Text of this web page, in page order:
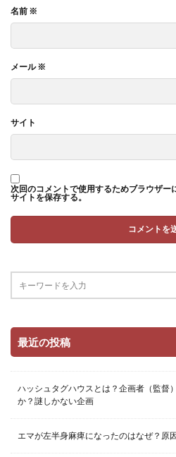
名前 ※
メール※
サイト
次回のコメントで使用するためブラウザー
サイトを保存する。
最近の投稿
ハッシュタグハウスとは？企画者（監督
か？謎しかない企画
エマが左半身麻痺になったのはなぜ？原